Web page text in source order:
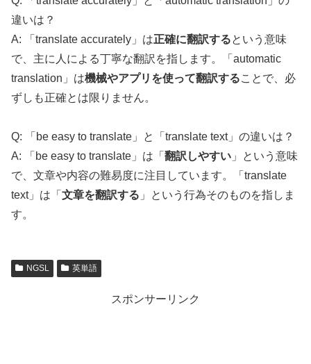
違いは？
A: 「translate accurately」は正確に翻訳するという意味
で、主に人による丁寧な翻訳を指します。「automatic
translation」は機械やアプリを使って翻訳することで、必
ずしも正確とは限りません。
Q: 「be easy to translate」と「translate text」の違いは？
A: 「be easy to translate」は「 翻訳しやすい 」という意味
で、文章や内容の難易度に注目しています。「translate
text」は「 文章を翻訳する 」という行為そのものを指しま
す。
NGSL 英単語
スポンサーリンク